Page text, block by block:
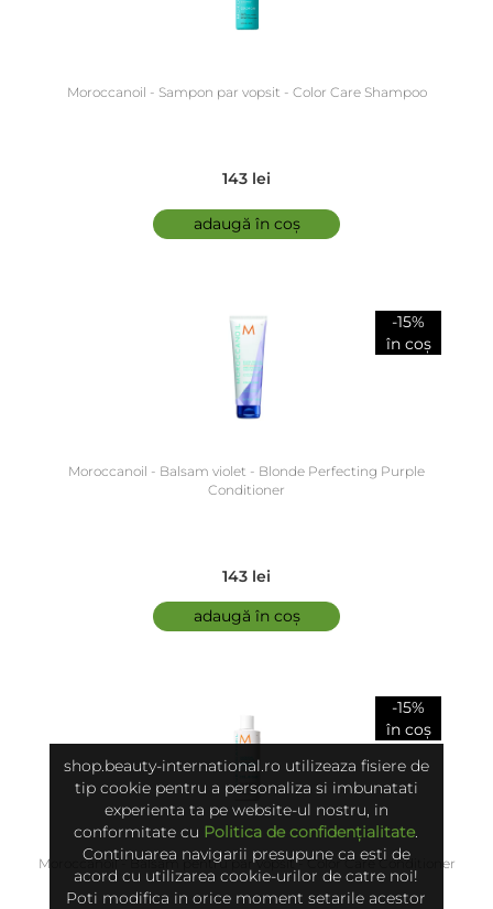
Moroccanoil - Sampon par vopsit - Color Care Shampoo
143 lei
adaugă în coș
-15%
în coș
Moroccanoil - Balsam violet - Blonde Perfecting Purple
Conditioner
143 lei
adaugă în coș
-15%
în coș
Moroccanoil - Balsam pentru par vopsit - Color Care Conditioner
shop.beauty-international.ro utilizeaza fisiere de
tip cookie pentru a personaliza si imbunatati
experienta ta pe website-ul nostru, in
conformitate cu Politica de confidențialitate.
Continuarea navigarii presupune ca esti de
acord cu utilizarea cookie-urilor de catre noi!
Poti modifica in orice moment setarile acestor